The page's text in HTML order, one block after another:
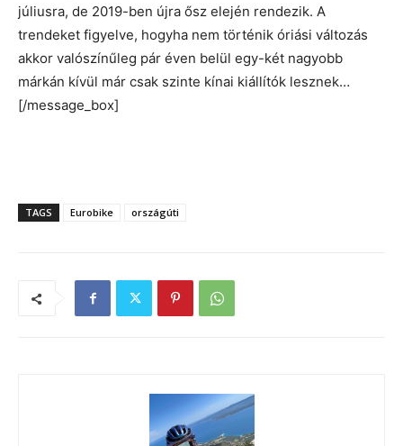
júliusra, de 2019-ben újra ősz elején rendezik. A
trendeket figyelve, hogyha nem történik óriási változás
akkor valószínűleg pár éven belül egy-két nagyobb
márkán kívül már csak szinte kínai kiállítók lesznek…
[/message_box]
TAGS Eurobike országúti